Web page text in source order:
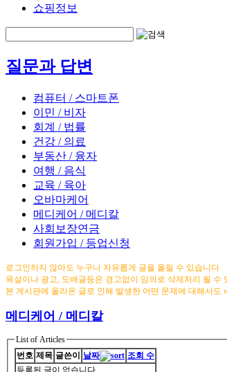
쇼핑정보
질문과 답변
컴퓨터 / 스마트폰
이민 / 비자
회계 / 법률
건강 / 의료
부동산 / 융자
여행 / 음식
교육 / 육아
오바마케어
메디케어 / 메디칼
사회보장연금
회원가입 / 등업신청
로그인하지 않아도 누구나 자유롭게 글을 올릴 수 있습니다.
욕설이나 광고, 도배글등은 경고없이 임의로 삭제처리 될 수
본 게시판에 올라온 글로 인해 발생한 어떤 문제에 대해서도
메디케어 / 메디칼
List of Articles
번호 제목 글쓴이 날짜
조회 수
등록된 글이 없습니다.